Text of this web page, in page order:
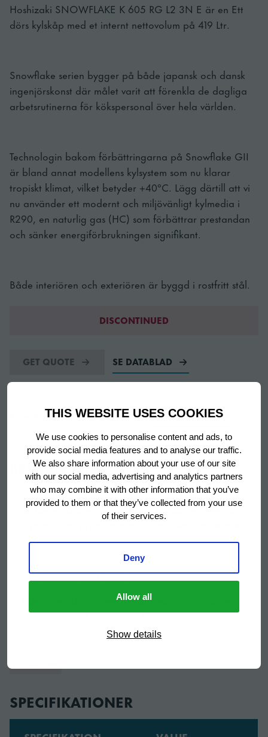
THIS WEBSITE USES COOKIES
We use cookies to personalise content and ads, to
provide social media features and to analyse our traffic.
We also share information about your use of our site
with our social media, advertising and analytics partners
who may combine it with other information that you’ve
provided to them or that they’ve collected from your use
of their services.
Deny
Allow all
Show details
Hoshizaki SNOWFLAKE K 605 RG L2 3N E är en Ett
dörs kylskåp med et internt nettovolum på 419 Ltr.
Snowflake serien bygger på både japansk och dansk
ingenjörskonst där målet varit att förenkla de dagliga
arbetsrutinerna för kökspersonal över hela världen.
Technologin bakom förbättringarna på Snowflake GII
är bland annat modellens kylsystem som nu klarar
tropiskt klimat, vilket betyder +40°C. Lägg därtill att vi
nu använder ett modernt och miljövänligt kylmedia i
R290, en naturlig gas (HC) som förbättrar prestandan
och sänker energiförbrukningen signifikant.
Både interiören och exteriören är byggd i rostfritt stål.
DISCONTINUED
GET QUOTE SE DATABLAD
BESKRIVNING SPECIFIKATIONERDOKUMENTATION
BESKRIVNING
Som en produkt som är designad och byggd för att
hålla länge så kombinerar detta kylskåp ett innovativt
designkoncept, premiummaterial och smarta detaljer:
Minimalt med kalluftsförlust
Dubbelisolerad och med extra breda tätningslister
hjälper till att hålla den kalla luften in i skåpet
Både interiör och exteriör är byggda av rostfritt stål
livslängden och öka styvheten av skåpet
SPECIFIKATIONER